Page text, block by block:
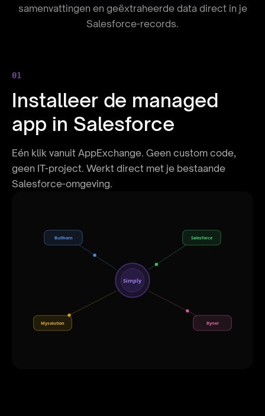
samenvattingen en geëxtraheerde data direct in je
Salesforce-records.
Simply
Bullhorn Salesforce
Mysolution Byner
01
Installeer de managed
app in Salesforce
Eén klik vanuit AppExchange. Geen custom code,
geen IT-project. Werkt direct met je bestaande
Salesforce-omgeving.